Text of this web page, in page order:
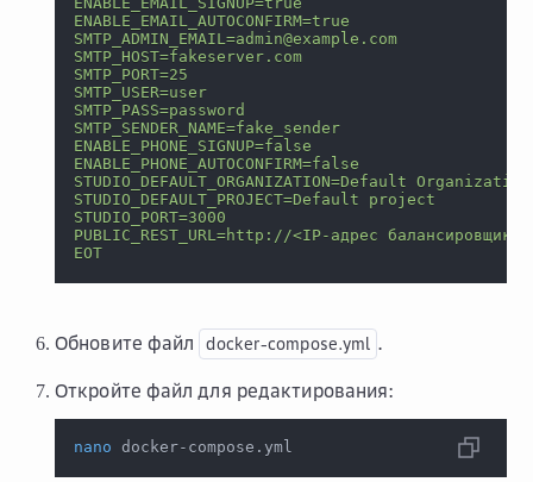
ENABLE_EMAIL_AUTOCONFIRM=true
SMTP_ADMIN_EMAIL=admin@example.com
SMTP_HOST=fakeserver.com
SMTP_PORT=25
SMTP_USER=user
SMTP_PASS=password
SMTP_SENDER_NAME=fake_sender
ENABLE_PHONE_SIGNUP=false
ENABLE_PHONE_AUTOCONFIRM=false
STUDIO_DEFAULT_ORGANIZATION=Default Organization
STUDIO_DEFAULT_PROJECT=Default project
STUDIO_PORT=3000
PUBLIC_REST_URL=http://<IP-адрес
EOT
Обновите файл docker-compose.yml .
Откройте файл для редактирования:
nano docker-compose.yml